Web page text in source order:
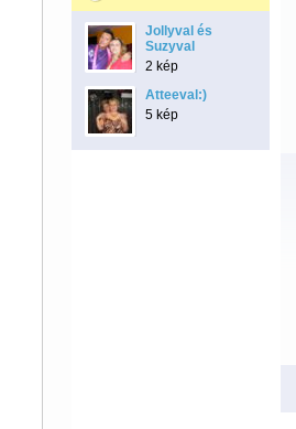
Jollyval és
Suzyval
2 kép
Atteeval:)
5 kép